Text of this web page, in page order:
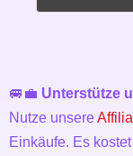
🚐💼 Unterstütze
Nutze unsere
Einkäufe. Es